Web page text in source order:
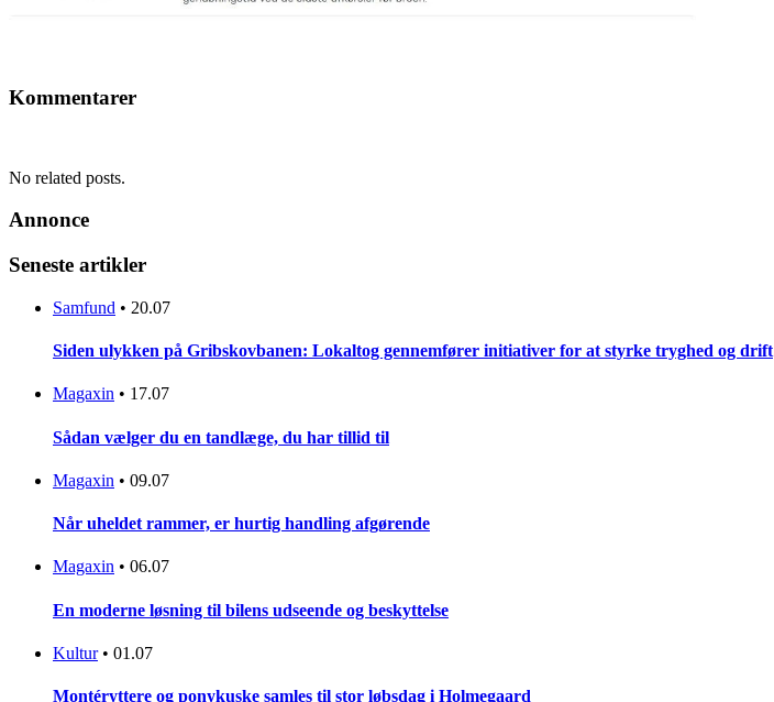
Kommentarer
No related posts.
Annonce
Seneste artikler
Samfund • 20.07
Siden ulykken på Gribskovbanen: Lokaltog gennemfører initiativer for at styrke tryghed og drift
Magaxin • 17.07
Sådan vælger du en tandlæge, du har tillid til
Magaxin • 09.07
Når uheldet rammer, er hurtig handling afgørende
Magaxin • 06.07
En moderne løsning til bilens udseende og beskyttelse
Kultur • 01.07
Montéryttere og ponykuske samles til stor løbsdag i Holmegaard